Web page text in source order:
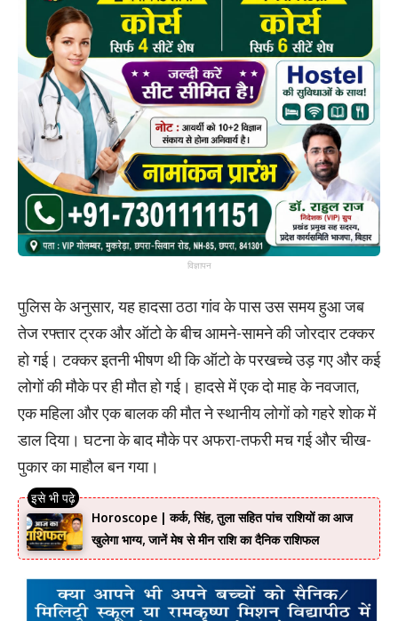
विज्ञापन
पुलिस के अनुसार, यह हादसा ठठा गांव के पास उस समय हुआ जब
तेज रफ्तार ट्रक और ऑटो के बीच आमने-सामने की जोरदार टक्कर
हो गई। टक्कर इतनी भीषण थी कि ऑटो के परखच्चे उड़ गए और कई
लोगों की मौके पर ही मौत हो गई। हादसे में एक दो माह के नवजात,
एक महिला और एक बालक की मौत ने स्थानीय लोगों को गहरे शोक में
डाल दिया। घटना के बाद मौके पर अफरा-तफरी मच गई और चीख-
पुकार का माहौल बन गया।
Horoscope | कर्क, सिंह, तुला सहित पांच राशियों का आज
खुलेगा भाग्य, जानें मेष से मीन राशि का दैनिक राशिफल